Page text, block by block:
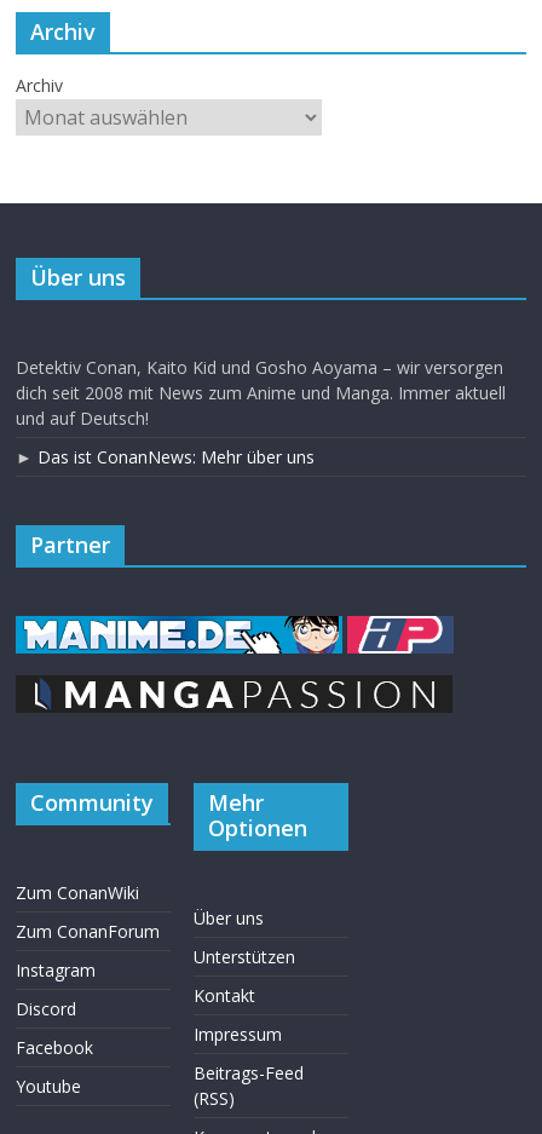
Archiv
Archiv
Über uns
Detektiv Conan, Kaito Kid und Gosho Aoyama – wir versorgen
dich seit 2008 mit News zum Anime und Manga. Immer aktuell
und auf Deutsch!
► Das ist ConanNews: Mehr über uns
Partner
Community
Zum ConanWiki
Zum ConanForum
Instagram
Discord
Facebook
Youtube
Mehr
Optionen
Über uns
Unterstützen
Kontakt
Impressum
Beitrags-Feed
(RSS)